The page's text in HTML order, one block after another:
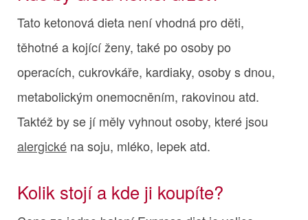
Tato ketonová dieta není vhodná pro děti,
těhotné a kojící ženy, také po osoby po
operacích, cukrovkáře, kardiaky, osoby s dnou,
metabolickým onemocněním, rakovinou atd.
Taktéž by se jí měly vyhnout osoby, které jsou
alergické na soju, mléko, lepek atd.
Kolik stojí a kde ji koupíte?